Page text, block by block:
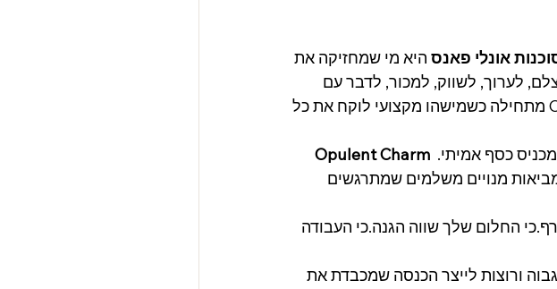
אונלי פאנס היא מי שמחזיקה את
לערוך, לשווק, למכור, לדבר עם
מנויים, לשמור על פרטיות. אבל הצלחה אמיתית ב-OnlyFans מתחילה כשמישהו מקצועי לוקח את כל
Opulent Charm
החלום שלך שווה הגנה.כי העבודה
ורוצות לייצר הכנסה שמכבדת את